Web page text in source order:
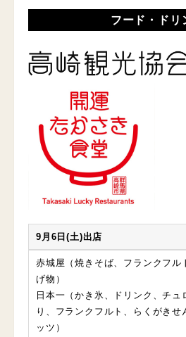
フード・ドリ
9月6日(土)出店
赤城屋（焼きそば、フランクフル
げ物）
日本一（かき氷、ドリンク、チュ
り、フランクフルト、らくがきせ
ッツ）